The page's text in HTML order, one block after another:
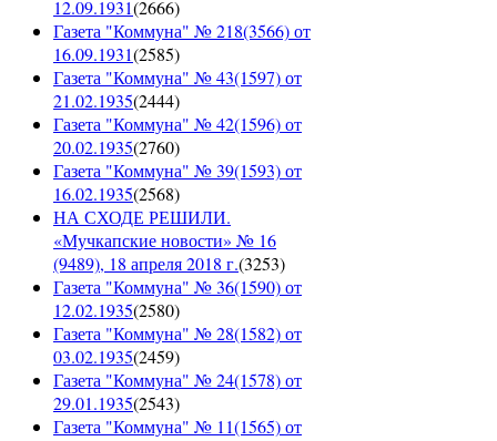
12.09.1931(2666)
Газета "Коммуна" № 218(3566) от
16.09.1931(2585)
Газета "Коммуна" № 43(1597) от
21.02.1935(2444)
Газета "Коммуна" № 42(1596) от
20.02.1935(2760)
Газета "Коммуна" № 39(1593) от
16.02.1935(2568)
НА СХОДЕ РЕШИЛИ.
«Мучкапские новости» № 16
(9489), 18 апреля 2018 г.(3253)
Газета "Коммуна" № 36(1590) от
12.02.1935(2580)
Газета "Коммуна" № 28(1582) от
03.02.1935(2459)
Газета "Коммуна" № 24(1578) от
29.01.1935(2543)
Газета "Коммуна" № 11(1565) от